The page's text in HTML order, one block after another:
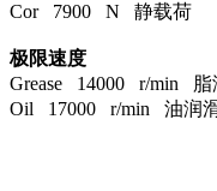
Cor 7900 N 静载荷
极限速度
Grease 14000 r/min 脂
Oil 17000 r/min 油润